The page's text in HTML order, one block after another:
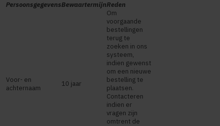
PersoonsgegevensBewaartermijnReden
Voor- en
achternaam
10 jaar
Om
voorgaande
bestellingen
terug te
zoeken in ons
systeem,
indien gewenst
om een nieuwe
bestelling te
plaatsen.
Contacteren
indien er
vragen zijn
omtrent de